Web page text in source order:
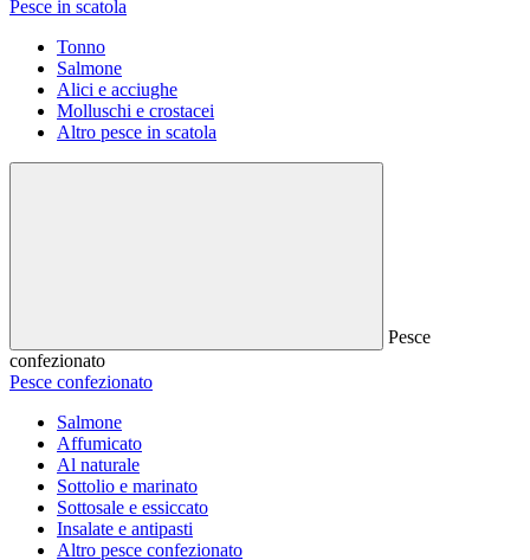
Pesce in scatola
Tonno
Salmone
Alici e acciughe
Molluschi e crostacei
Altro pesce in scatola
Pesce
confezionato
Pesce confezionato
Salmone
Affumicato
Al naturale
Sottolio e marinato
Sottosale e essiccato
Insalate e antipasti
Altro pesce confezionato